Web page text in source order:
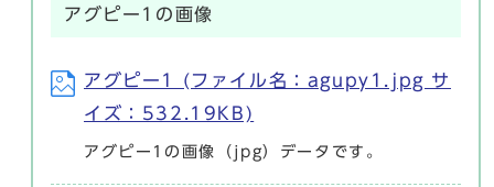
アグピー1の画像
アグピー1 (ファイル名：agupy1.jpg サ
イズ：532.19KB)
アグピー1の画像（jpg）データです。